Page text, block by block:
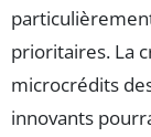
prioritaires. La
microcrédits
innovants